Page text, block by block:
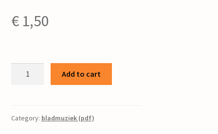
€1,50
gemengd
Add to cart
Category: bladmuziek (pdf)